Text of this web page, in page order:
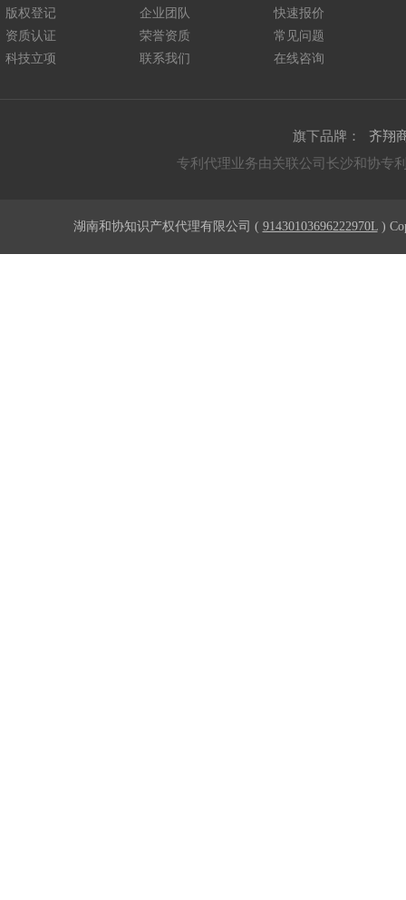
版权登记
资质认证
科技立项
企业团队
荣誉资质
联系我们
快速报价
常见问题
在线咨询
旗下品牌：
齐翔
专利代理业务由关联公司长沙和协专
湖南和协知识产权代理有限公司 ( 91430103696222970L)